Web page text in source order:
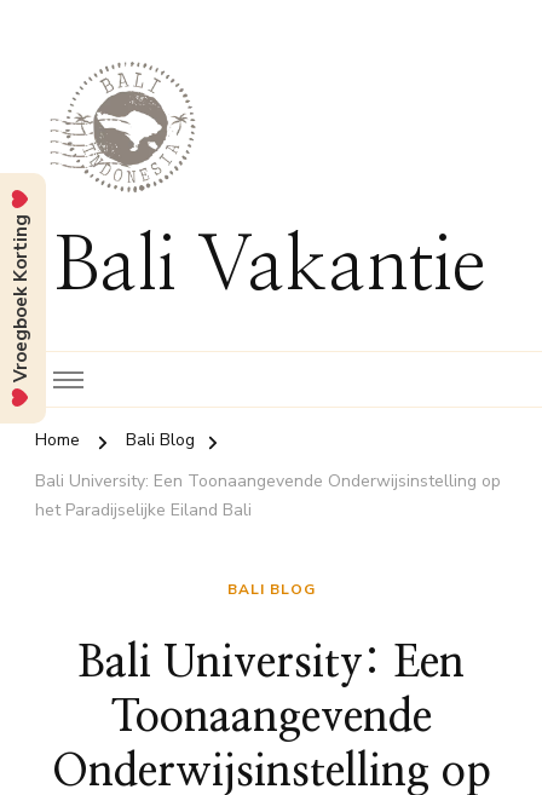
Bali Vakantie
Home
Bali Blog
Bali University: Een Toonaangevende Onderwijsinstelling op
het Paradijselijke Eiland Bali
BALI BLOG
Bali University: Een
Toonaangevende
Onderwijsinstelling op
Vroegboek Korting